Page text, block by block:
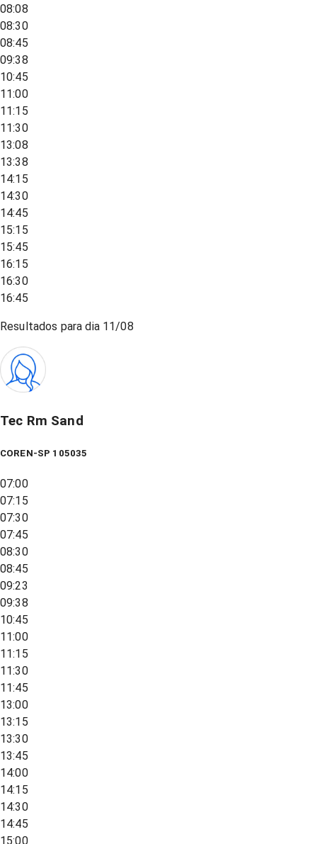
08:08
08:30
08:45
09:38
10:45
11:00
11:15
11:30
13:08
13:38
14:15
14:30
14:45
15:15
15:45
16:15
16:30
16:45
Resultados para dia 11/08
Tec Rm Sand
COREN-SP 105035
07:00
07:15
07:30
07:45
08:30
08:45
09:23
09:38
10:45
11:00
11:15
11:30
11:45
13:00
13:15
13:30
13:45
14:00
14:15
14:30
14:45
15:00